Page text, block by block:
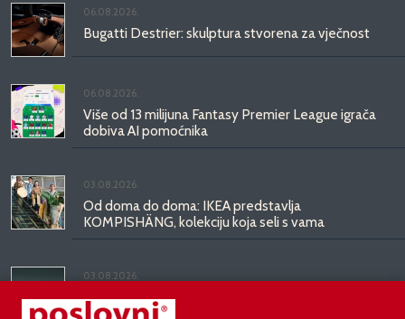
06.08.2026.
Bugatti Destrier: skulptura stvorena za vječnost
06.08.2026.
Više od 13 milijuna Fantasy Premier League igrača
dobiva AI pomoćnika
03.08.2026.
Od doma do doma: IKEA predstavlja
KOMPISHÄNG, kolekciju koja seli s vama
03.08.2026.
Kineski BYD predstavio luksuznu limuzinu veću od
Mercedesove S-klase, obećava domet do 1.000